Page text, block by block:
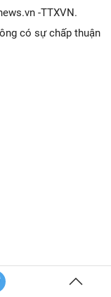
-TTXVN.
có sự chấp thuận